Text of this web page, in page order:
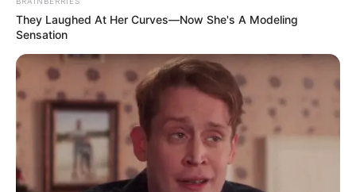
They Laughed At Her Curves—Now She's A Modeling
Sensation